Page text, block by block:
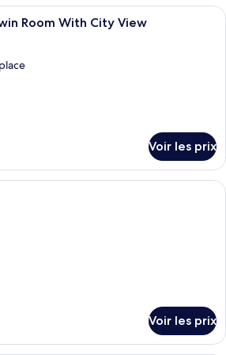
Coffres-forts dans les chambres,
Room With City View
Voir les prix
Coffres-forts dans les chambres,
Voir les prix